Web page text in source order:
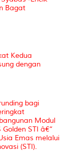
Bagat
Kedua
dengan
bagi
Modul
STI â€“
Emas melalui
(STI).